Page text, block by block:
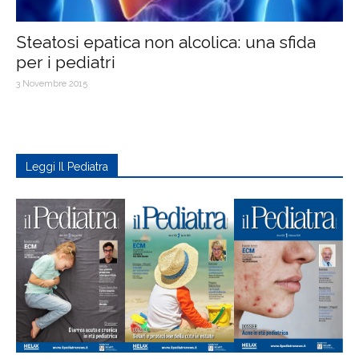
Steatosi epatica non alcolica: una sfida
per i pediatri
3 Novembre 2015
Leggi Il Pediatra